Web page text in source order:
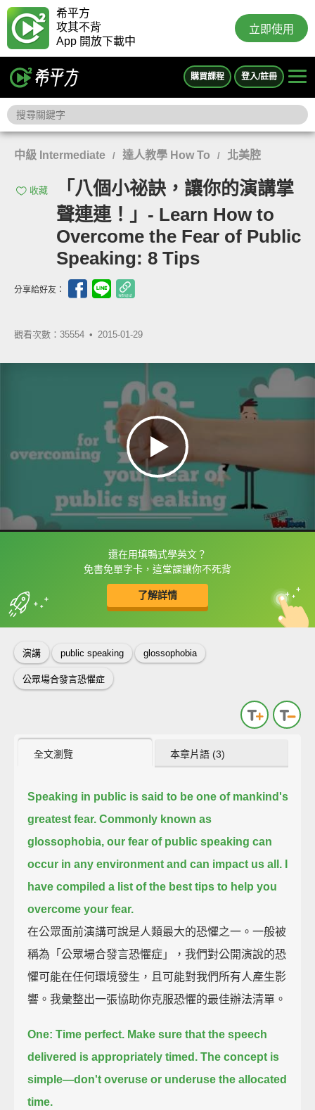
希平方
攻其不背
App 開放下載中
立即使用
購買課程 登入/註冊
中級 Intermediate / 達人教學 How To / 北美腔
收藏
「八個小祕訣，讓你的演講掌
聲連連！」- Learn How to
Overcome the Fear of Public
Speaking: 8 Tips
分享給好友：
觀看次數：35554 • 2015-01-29
還在用填鴨式學英文？
免書免單字卡，這堂課讓你不死背
了解詳情
框選或點兩下字幕可以直接查字典喔！
收錄佳句 中
英
演講 public speaking glossophobia
公眾場合發言恐懼症
全文瀏覽 本章片語 (3)
Speaking in public is said to be one of mankind's
greatest fear. Commonly known as
glossophobia, our fear of public speaking can
occur in any environment and can impact us all.
have compiled a list of the best tips to help you
overcome your fear.
在公眾面前演講可說是人類最大的恐懼之一。一般被
稱為「公眾場合發言恐懼症」，我們對公開演說的恐
懼可能在任何環境發生，且可能對我們所有人產生影
響。我彙整出一張協助你克服恐懼的最佳辦法清單。
One: Time perfect. Make sure that the speech
delivered is appropriately timed. The concept is
simple—don't overuse or underuse the allocated
time.